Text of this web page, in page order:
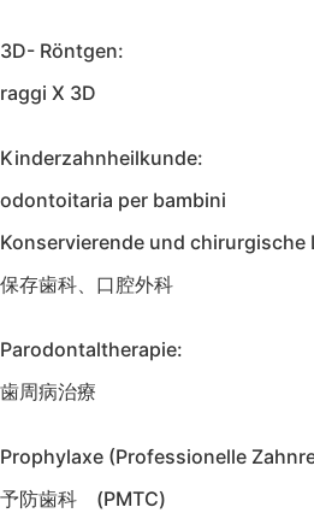
3D- Röntgen:
raggi X 3D
Kinderzahnheilkunde:
odontoitaria per bambini
Konservierende und chirurgische
保存歯科、口腔外科
Parodontaltherapie:
歯周病治療
Prophylaxe (Professionelle
予防歯科 (PMTC)